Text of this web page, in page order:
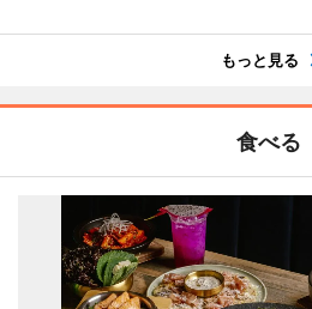
もっと見る
食べる